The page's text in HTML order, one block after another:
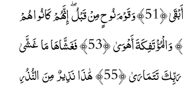
﴿50﴾ وَثَمُودَ فَمَا أَبْقَىٰ ﴿51﴾ وَقَوْمَ نُوحٍ مِنْ قَبْلُ ۖ إِنَّهُمْ كَانُوا هُمْ
أَظْلَمَ وَأَطْغَىٰ ﴿52﴾ وَالْمُؤْتَفِكَةَ أَهْوَىٰ ﴿53﴾ فَغَشَّاهَا مَا غَشَّىٰ
﴿54﴾ فَبِأَيِّ آلَاءِ رَبِّكَ تَتَمَارَىٰ ﴿55﴾ هَٰذَا نَذِيرٌ مِنَ النُّذُرِ